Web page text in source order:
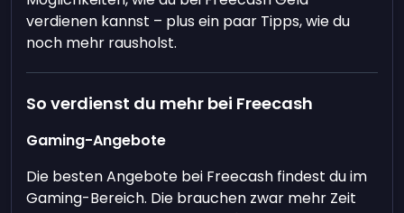
verdienen kannst – plus ein paar Tipps, wie du
noch mehr rausholst.
So verdienst du mehr bei Freecash
Gaming-Angebote
Die besten Angebote bei Freecash findest du im
Gaming-Bereich. Die brauchen zwar mehr Zeit